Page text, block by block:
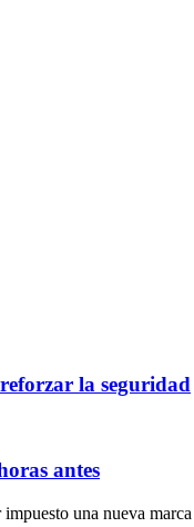
la seguridad
antes